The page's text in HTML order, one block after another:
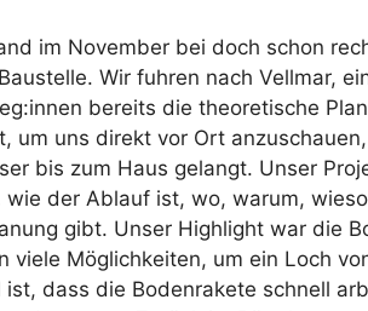
im November bei doch schon
Wir fuhren nach Vellmar,
bereits die theoretische
um uns direkt vor Ort
bis zum Haus gelangt. Unser
der Ablauf ist, wo, warum,
gibt. Unser Highlight war die
viele Möglichkeiten, um ein Loch
dass die Bodenrakete schnell